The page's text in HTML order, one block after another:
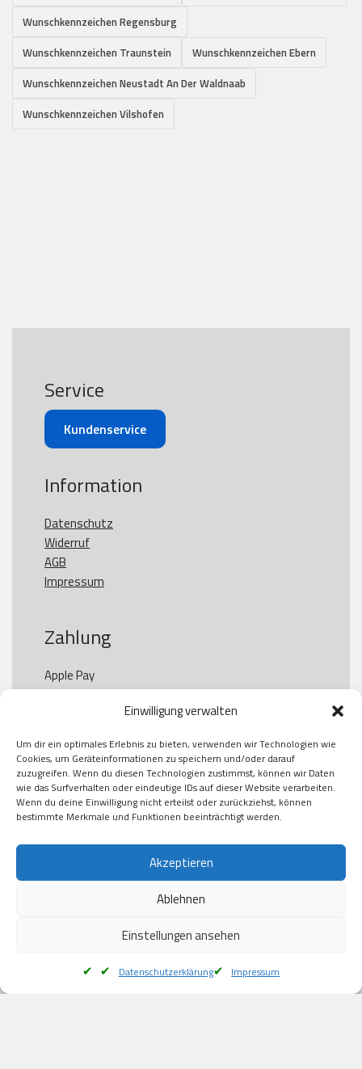
Einwilligung verwalten
Um dir ein optimales Erlebnis zu bieten, verwenden wir Technologien wie
Cookies, um Geräteinformationen zu speichern und/oder darauf
zuzugreifen. Wenn du diesen Technologien zustimmst, können wir Daten
wie das Surfverhalten oder eindeutige IDs auf dieser Website verarbeiten.
Wenn du deine Einwilligung nicht erteilst oder zurückziehst, können
bestimmte Merkmale und Funktionen beeinträchtigt werden.
Akzeptieren
Ablehnen
Einstellungen ansehen
Datenschutzerklärung Impressum
Wunschkennzeichen Regensburg
Wunschkennzeichen Traunstein
Wunschkennzeichen Ebern
Wunschkennzeichen Neustadt An Der Waldnaab
Wunschkennzeichen Vilshofen
Service
Kundenservice
Information
Datenschutz
Widerruf
AGB
Impressum
Zahlung
Apple Pay
Paypal
Kauf auf Rechung
Klarna
American Express